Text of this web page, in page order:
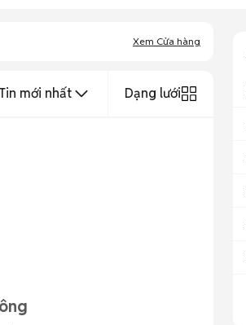
Xem Cửa hàng
Tin mới nhất Dạng lưới